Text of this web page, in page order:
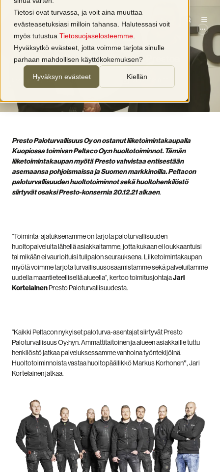
Tietosi ovat turvassa, ja voit aina muuttaa
evästeasetuksiasi milloin tahansa. Halutessasi voit
myös tutustua Tietosuojaselosteemme
Hyväksytkö evästeet, jotta voimme tarjota sinulle
parhaan mahdollisen käyttökokemuksen?
Hyväksyn evästeet Kiellän
Peltaco Oy:n paloturvallisuuden
huoltotoiminnot siirtyvät osaksi Prestoa
Tarja Vilmi 1 min lukuaika 20.12.2021 8:00
Presto Paloturvallisuus Oy on ostanut liiketoimintakaupalla
Kuopiossa toimivan Peltaco Oy:n huoltotoiminnot. Tämän
liiketoimintakaupan myötä Presto vahvistaa entisestään
asemaansa pohjoismaissa ja Suomen markkinoilla. Peltacon
paloturvallisuuden huoltotoiminnot sekä huoltohenkilöstö
siirtyvät osaksi Presto-konsernia 20.12.21 alkaen.
”Toiminta-ajatuksenamme on tarjota paloturvallisuuden
huoltopalveluita lähellä asiakkaitamme, jotta kukaan ei loukkaantuisi
tai mikään ei vaurioituisi tulipalon seurauksena. Liiketoimintakaupan
myötä voimme tarjota turvallisuusosaamistamme sekä palveluitamme
uudella maantieteellisellä alueella”, kertoo toimitusjohtajaJari
KortelainenPresto Paloturvallisuudesta.
”Kaikki Peltacon nykyiset paloturva-asentajat siirtyvät Presto
Paloturvallisuus Oy:hyn. Ammattitaitoinen ja alueen asiakkaille tuttu
henkilöstö jatkaa palveluksessamme vanhoina työntekijöinä.
Huoltotoiminnoista vastaa huoltopäällikkö Markus Korhonen”, Jari
Kortelainen jatkaa.